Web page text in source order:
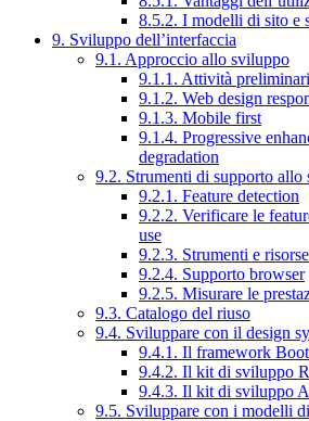
8.5.2. I modelli di sito e
9. Sviluppo dell’interfaccia
9.1. Approccio allo sviluppo
9.1.1. Attività preliminari
9.1.2. Web design
9.1.3. Mobile first
9.1.4. Progressive
degradation
9.2. Strumenti di supporto
9.2.1. Feature detection
9.2.2. Verificare le
use
9.2.3. Strumenti e
9.2.4. Supporto browser
9.2.5. Misurare le
9.3. Catalogo del riuso
9.4. Sviluppare con il design
9.4.1. Il framework
9.4.2. Il kit di sviluppo
9.4.3. Il kit di sviluppo
9.5. Sviluppare con i modelli